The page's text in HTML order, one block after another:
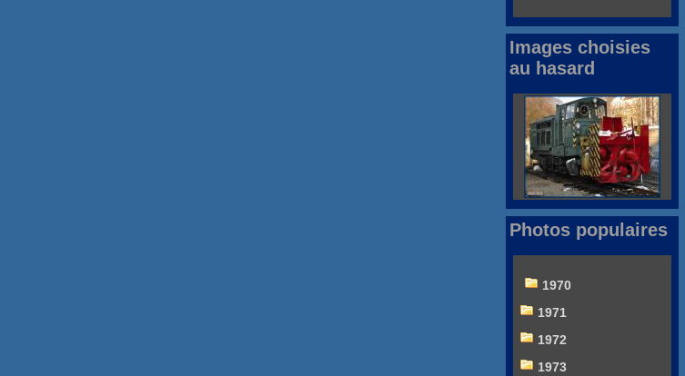
Images choisies
au hasard
Photos populaires
1970
1971
1972
1973